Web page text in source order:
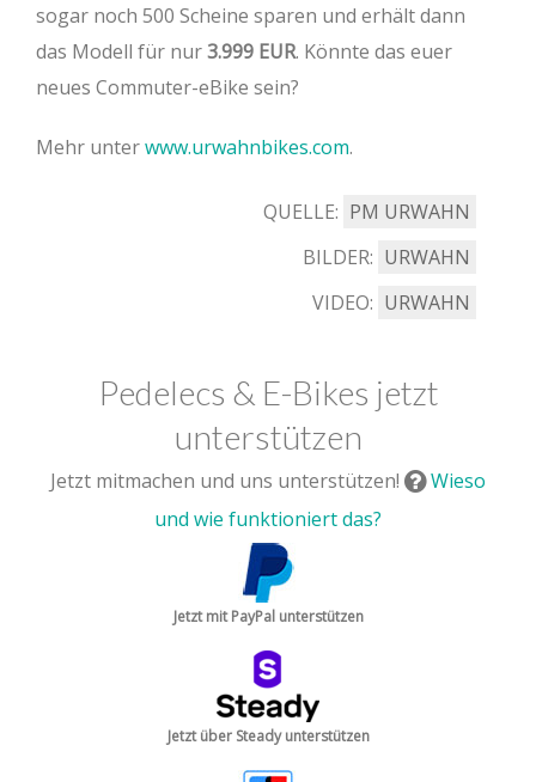
sogar noch 500 Scheine sparen und erhält dann
das Modell für nur3.999 EUR. Könnte das euer
neues Commuter-eBike sein?
Mehr unterwww.urwahnbikes.com.
QUELLE: PM URWAHN
BILDER: URWAHN
VIDEO: URWAHN
Pedelecs & E-Bikes jetzt
unterstützen
Jetzt mitmachen und uns unterstützen!
Wieso
und wie funktioniert das?
Jetzt mit PayPal unterstützen
Jetzt über Steady unterstützen